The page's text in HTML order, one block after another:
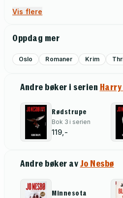
Vis flere
Oppdag mer
Oslo Romaner Krim
Andre bøker i serien
Rødstrupe
Bok 3 i serien
119,-
Andre bøker avJo Nesbø
Minnesota